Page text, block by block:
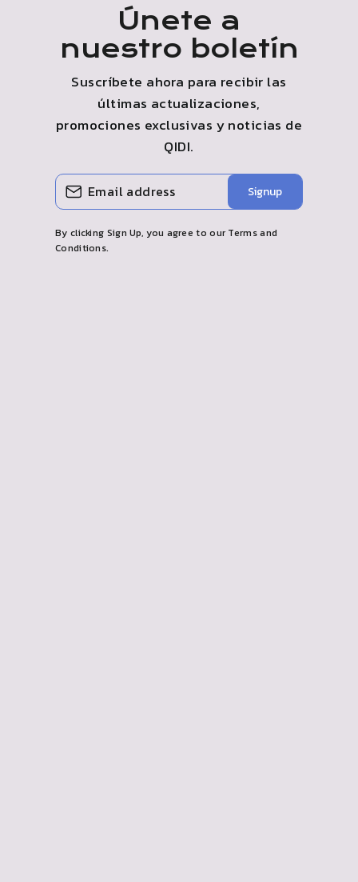
Únete a
nuestro boletín
Suscríbete ahora para recibir las
últimas actualizaciones,
promociones exclusivas y noticias de
QIDI.
INGRESE
SU
CORREO
SUSCRIBIR
Signup
By clicking Sign Up, you agree to our Terms and
Conditions.